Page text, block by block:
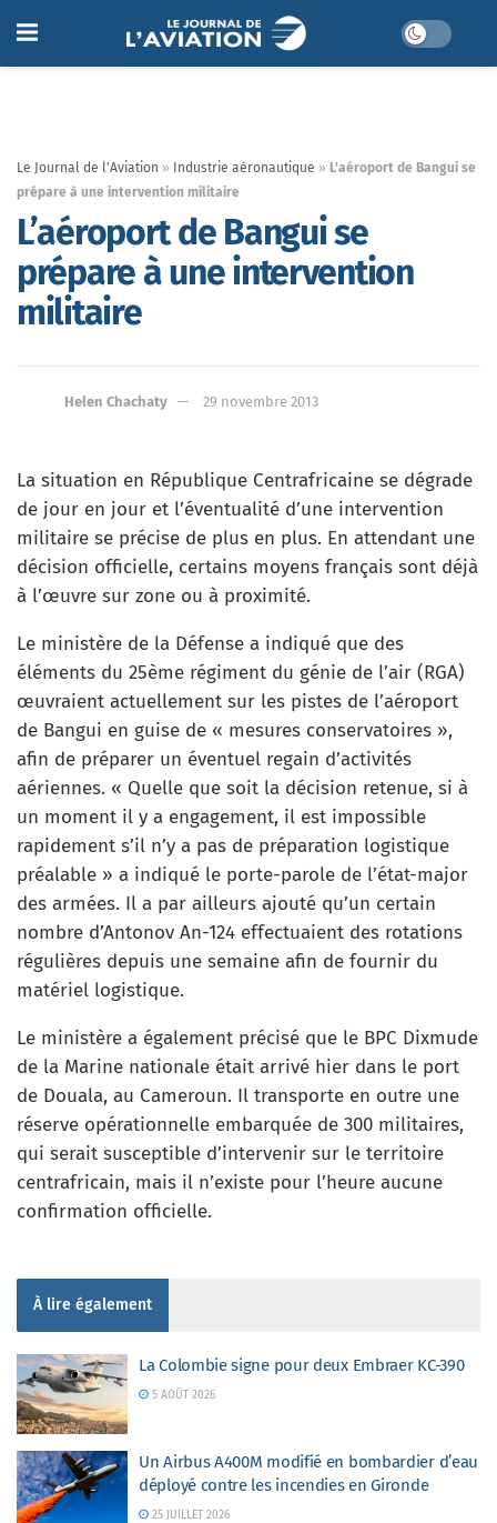
Le Journal de l'Aviation » Industrie aéronautique » L’aéroport de Bangui se
prépare à une intervention militaire
L’aéroport de Bangui se
prépare à une intervention
militaire
Helen Chachaty 29 novembre 2013
La situation en République Centrafricaine se dégrade
de jour en jour et l’éventualité d’une intervention
militaire se précise de plus en plus. En attendant une
décision officielle, certains moyens français sont déjà
à l’œuvre sur zone ou à proximité.
Le ministère de la Défense a indiqué que des
éléments du 25ème régiment du génie de l’air (RGA)
œuvraient actuellement sur les pistes de l’aéroport
de Bangui en guise de « mesures conservatoires »,
afin de préparer un éventuel regain d’activités
aériennes. « Quelle que soit la décision retenue, si à
un moment il y a engagement, il est impossible
rapidement s’il n’y a pas de préparation logistique
préalable » a indiqué le porte-parole de l’état-major
des armées. Il a par ailleurs ajouté qu’un certain
nombre d’Antonov An-124 effectuaient des rotations
régulières depuis une semaine afin de fournir du
matériel logistique.
Le ministère a également précisé que le BPC Dixmude
de la Marine nationale était arrivé hier dans le port
de Douala, au Cameroun. Il transporte en outre une
réserve opérationnelle embarquée de 300 militaires,
qui serait susceptible d’intervenir sur le territoire
centrafricain, mais il n’existe pour l’heure aucune
confirmation officielle.
À lire également
La Colombie signe pour deux Embraer KC-390
5 AOÛT 2026
Un Airbus A400M modifié en bombardier d’eau
déployé contre les incendies en Gironde
25 JUILLET 2026